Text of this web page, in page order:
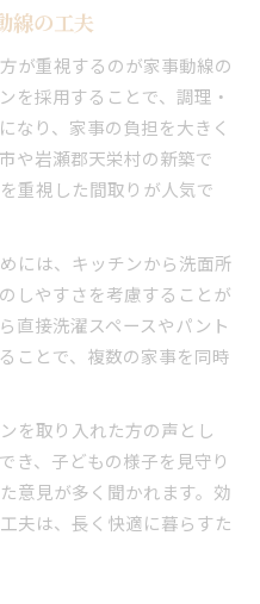
線の工夫
が重視するのが家事動線の
を採用することで、調理・
なり、家事の負担を大きく
や岩瀬郡天栄村の新築で
重視した間取りが人気で
には、キッチンから洗面所
しやすさを考慮することが
直接洗濯スペースやパント
ことで、複数の家事を同時
を取り入れた方の声とし
き、子どもの様子を見守り
意見が多く聞かれます。効
夫は、長く快適に暮らすた